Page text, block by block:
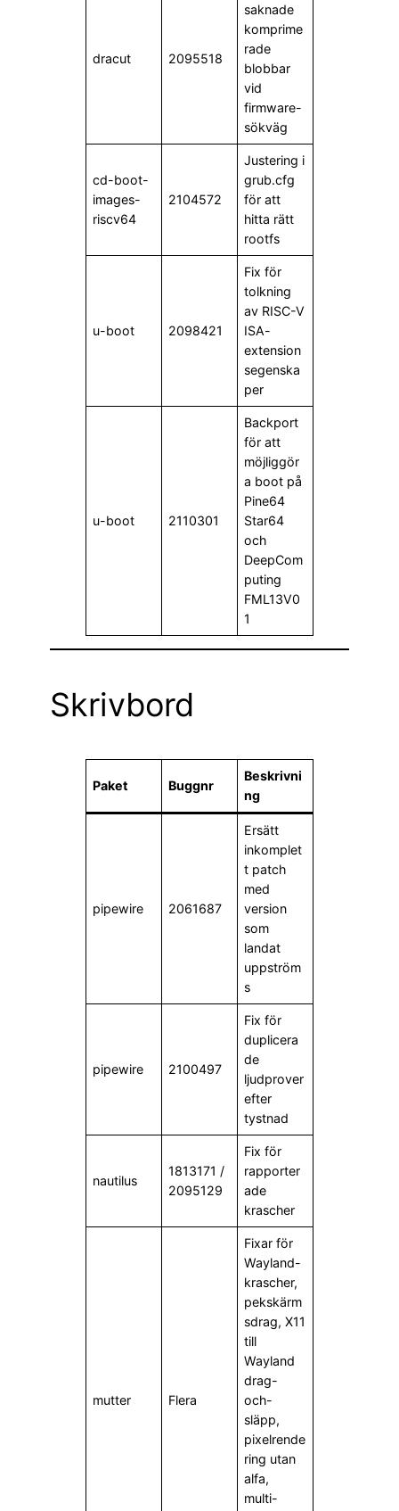
dracut 2095518
saknade
komprime
rade
blobbar
vid
firmware-
sökväg
cd-boot-
images-
riscv64
2104572
Justering i
grub.cfg
för att
hitta rätt
rootfs
u-boot 2098421
Fix för
tolkning
av RISC-V
ISA-
extension
segenska
per
u-boot 2110301
Backport
för att
möjliggör
a boot på
Pine64
Star64
och
DeepCom
puting
FML13V0
1
Skrivbord
Paket Buggnr
Beskrivni
ng
pipewire 2061687
Ersätt
inkomplet
t patch
med
version
som
landat
uppström
s
pipewire 2100497
Fix för
duplicera
de
ljudprover
efter
tystnad
nautilus
1813171 /
2095129
Fix för
rapporter
ade
krascher
mutter Flera
Fixar för
Wayland-
krascher,
pekskärm
sdrag, X11
till
Wayland
drag-
och-
släpp,
pixelrende
ring utan
alfa,
multi-